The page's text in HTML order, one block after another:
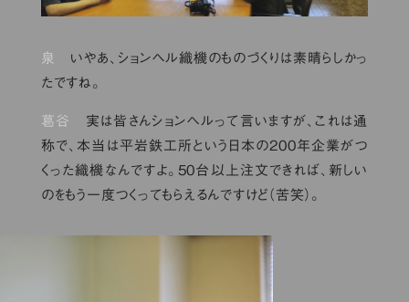
泉
いやあ、ションヘル織機のものづくりは素晴らしかっ
たですね。
葛谷
実は皆さんションヘルって言いますが、これは通
称で、本当は平岩鉄工所という日本の200年企業がつ
くった織機なんですよ。50台以上注文できれば、新しい
のをもう一度つくってもらえるんですけど（苦笑）。